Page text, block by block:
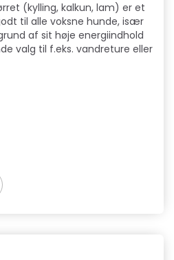
(kylling, kalkun, lam) er et
til alle voksne hunde, især
af sit høje energiindhold
valg til f.eks. vandreture eller